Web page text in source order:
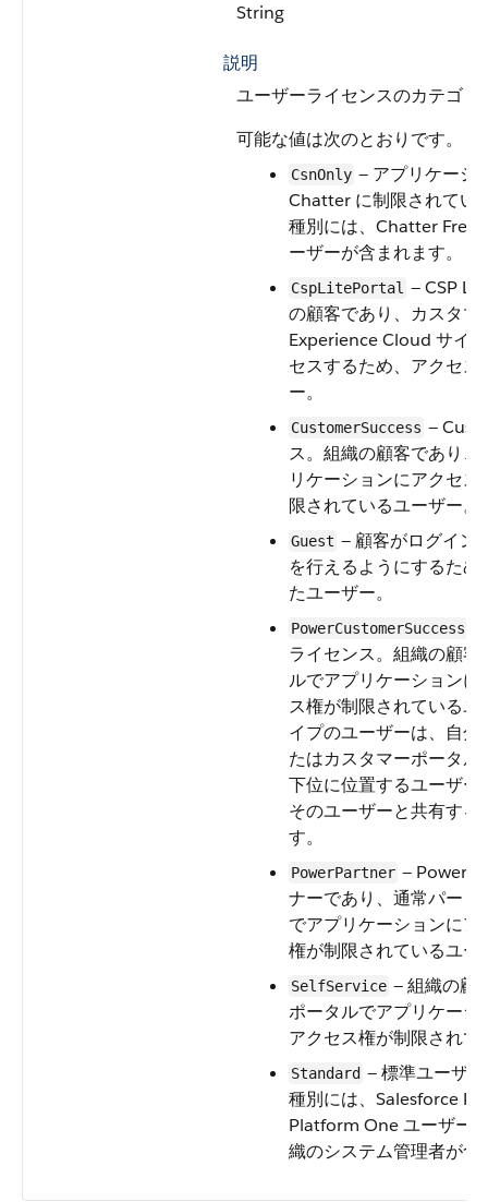
String
説明
ユーザーライセンスのカテゴリ
可能な値は次のとおりです。
CsnOnly — アプリケーシ
Chatter に制限されてい
種別には、Chatter Free
ーザーが含まれます。
CspLitePortal — CSP
の顧客であり、カスタマ
Experience Cloud サイ
セスするため、アクセ
ー。
CustomerSuccess —
ス。組織の顧客であり
リケーションにアクセ
限されているユーザー。
Guest — 顧客がログイン
を行えるようにするた
たユーザー。
PowerCustomerSuccess
ライセンス。組織の顧
ルでアプリケーション
ス権が制限されている
イプのユーザーは、自
たはカスタマーポータ
下位に位置するユーザ
そのユーザーと共有す
す。
PowerPartner — Power
ナーであり、通常パー
でアプリケーションに
権が制限されているユー
SelfService — 組織の顧
ポータルでアプリケー
アクセス権が制限されて
Standard — 標準ユーザ
種別には、Salesforce
Platform One ユーザー
織のシステム管理者が含